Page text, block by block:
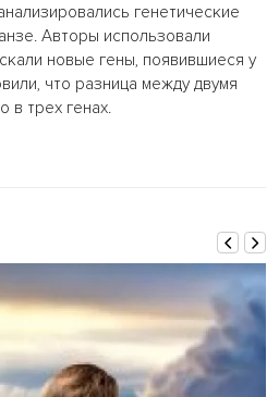
генетические
Авторы использовали
новые гены, появившиеся у
что разница между двумя
в трех генах.